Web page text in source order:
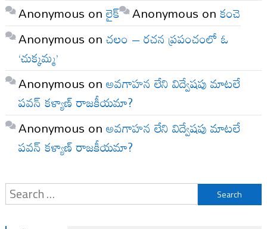
Anonymous onలైక్ Anonymous onకంచె
Anonymous onచలం – రచన ప్రపంచంలో ఓ
‘చుక్కమ్మ’
Anonymous onఅవగాహన లేని విద్వేషపు మాటలే
పవన్ కళ్యాణ్ రాజకీయమా?
Anonymous onఅవగాహన లేని విద్వేషపు మాటలే
పవన్ కళ్యాణ్ రాజకీయమా?
Search
for: